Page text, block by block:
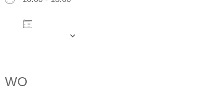
WO